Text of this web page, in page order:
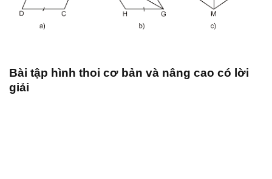
Bài tập hình thoi cơ bản và nâng cao có lời
giải